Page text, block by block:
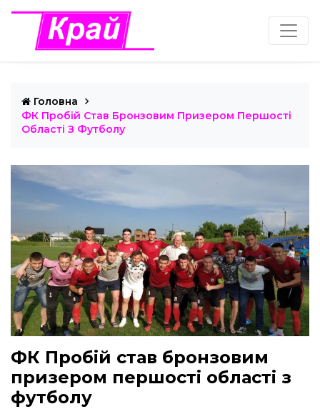
Головна
ФК Пробій Став Бронзовим Призером Першості
Області З Футболу
ФК Пробій став бронзовим
призером першості області з
футболу